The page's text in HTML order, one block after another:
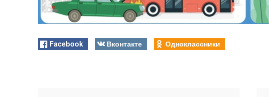
Facebook Вконтакте Одноклассники